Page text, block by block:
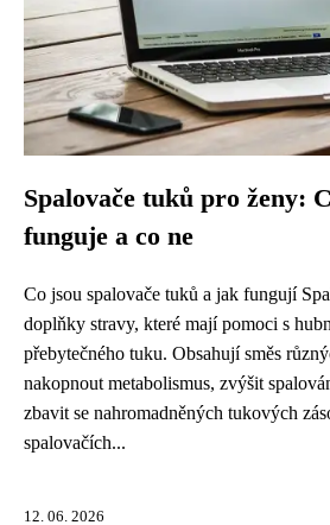
Spalovače tuků pro ženy:
funguje a co ne
Co jsou spalovače tuků a jak fungují
doplňky stravy, které mají pomoci s
přebytečného tuku. Obsahují směs
nakopnout metabolismus, zvýšit
zbavit se nahromadněných tukových
spalovačích...
12. 06. 2026